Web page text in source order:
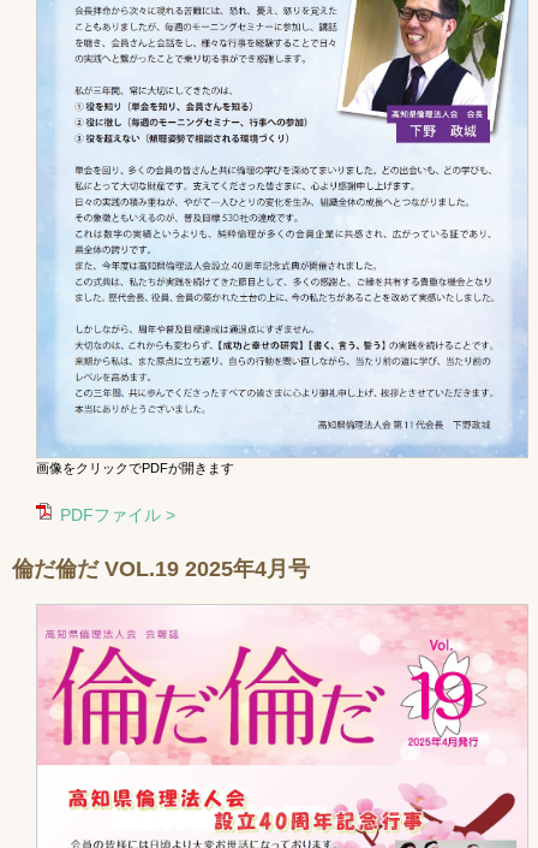
画像をクリックでPDFが開きます
PDFファイル >
倫だ倫だ VOL.19 2025年4月号